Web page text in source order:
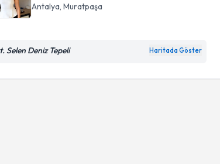
Antalya , Muratpaşa
Selen Deniz Tepeli Haritada Göster